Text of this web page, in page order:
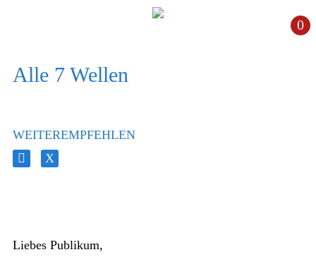
0
Alle 7 Wellen
WEITEREMPFEHLEN
Liebes Publikum,